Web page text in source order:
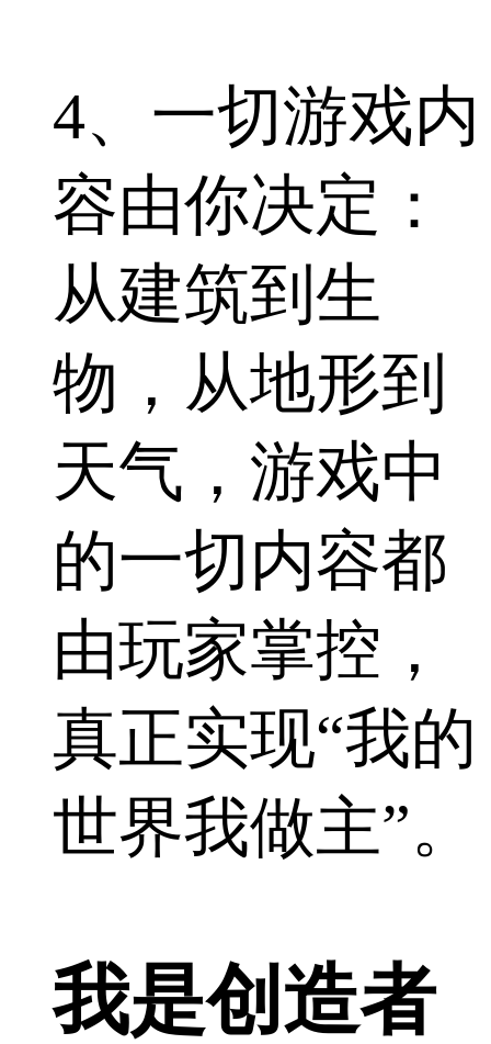
4、一切游戏内
容由你决定：
从建筑到生
物，从地形到
天气，游戏中
的一切内容都
由玩家掌控，
真正实现“我的
世界我做主”。
我是创造者